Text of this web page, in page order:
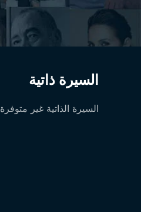
السيرة ذاتية
السيرة الذاتية غير متوفرة